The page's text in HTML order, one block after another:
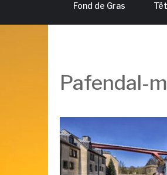
Fond de Gras
Pafendal-